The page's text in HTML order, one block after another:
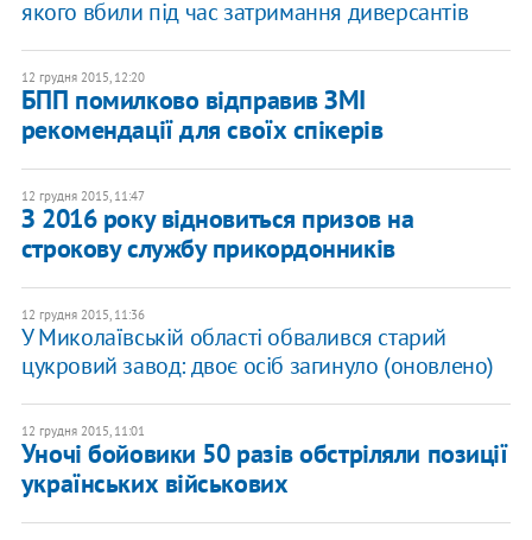
якого вбили під час затримання диверсантів
12 грудня 2015, 12:20
БПП помилково відправив ЗМІ
рекомендації для своїх спікерів
12 грудня 2015, 11:47
З 2016 року відновиться призов на
строкову службу прикордонників
12 грудня 2015, 11:36
У Миколаївській області обвалився старий
цукровий завод: двоє осіб загинуло (оновлено)
12 грудня 2015, 11:01
Уночі бойовики 50 разів обстріляли позиції
українських військових